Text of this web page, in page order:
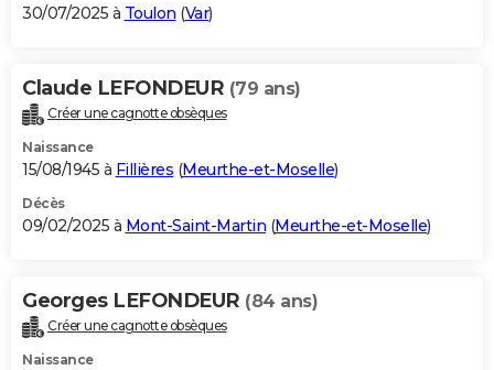
BONS PLANS
Carte de Noël
Carte Bonne année
Carte Saint-Valentin
Carte Pâques
Carte d'anniversaire
DICTIONNAIRE
Dictionnaire
Biographies
Citations
Expressions
Proverbes
PROGRAMME TV
S'inscrire
Se connecter
Lycées
Collèges
Primaires
Universités
Entreprises
Service militaire
Avis de recherche
AVIS DE DÉCÈS
Bricolage
Lifestyle
Culture
Sport
Auto
Television
Voyage
Cinema
30/07/2025 à Toulon (Var)
Claude LEFONDEUR (79 ans)
Créer une cagnotte obsèques
Naissance
15/08/1945 à Fillières (Meurthe-et-Moselle)
Décès
09/02/2025 à Mont-Saint-Martin (Meurthe-et-Moselle)
Georges LEFONDEUR (84 ans)
Créer une cagnotte obsèques
Naissance